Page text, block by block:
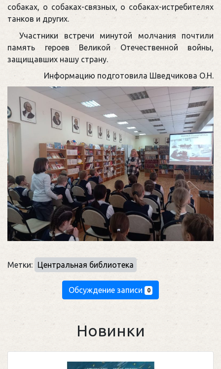
собаках, о собаках-связных, о собаках-истребителях
танков и других.
Участники встречи минутой молчания почтили
память героев Великой Отечественной войны,
защищавших нашу страну.
Информацию подготовила Шведчикова О.Н.
Метки: Центральная библиотека
Обсуждение записи 0
Новинки